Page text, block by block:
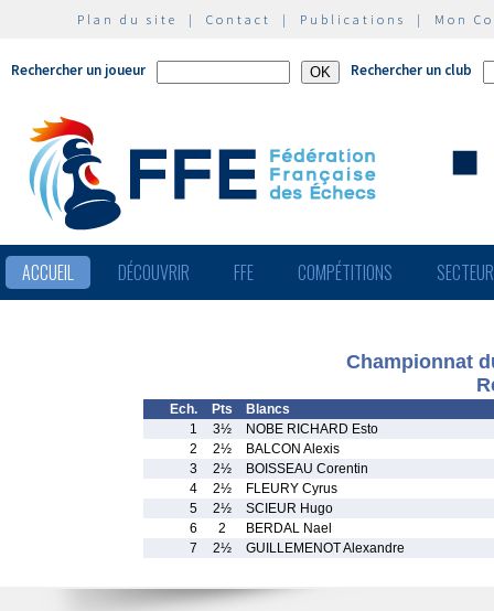
Plan du site | Contact | Publications | Mon
Rechercher un joueur Rechercher un club
ACCUEIL DÉCOUVRIR FFE COMPÉTITIONS
Championnat
Ech. Pts
Blancs
1
3½
NOBE RICHARD Esto
2
2½
BALCON Alexis
3
2½
BOISSEAU Corentin
4
2½
FLEURY Cyrus
5
2½
SCIEUR Hugo
6
2
BERDAL Nael
7
2½ GUILLEMENOT Alexandre